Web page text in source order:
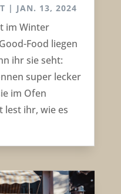
| JAN. 13, 2024
im Winter
Food liegen
ihr sie seht:
super lecker
im Ofen
lest ihr, wie es